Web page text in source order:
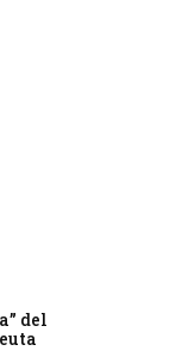
del